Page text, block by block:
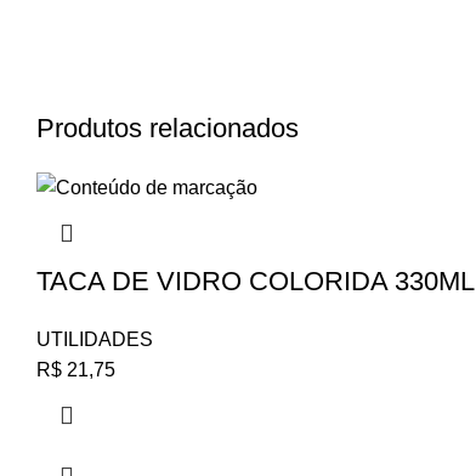
Produtos relacionados
TACA DE VIDRO COLORIDA 330ML
UTILIDADES
R$ 21,75